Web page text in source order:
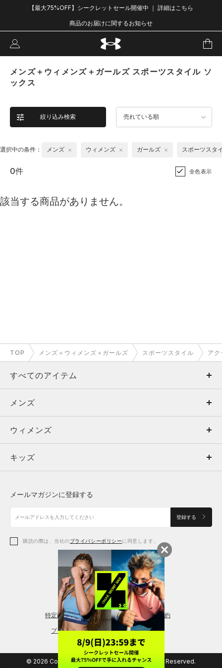
【最大75%OFF】シークレットセール開催中 ｜ 詳細はこちら
商品のお届けに関するお知らせ
メンズ＋ウィメンズ＋ガールズ スポーツスタイル ソ
ックス
絞り込み検索 売れている順
選択中の条件： メンズ ウィメンズ ガールズ スポーツスタ
0件 全色表示
該当する商品がありません。
TOP メンズ＋ウィメンズ＋ガールズ スポーツスタイル ア
すべてのアイテム
メンズ
ウィメンズ
キッズ
アクセサリー
メンズ
トップス
ボトムス
アクセサリー
ウィメンズ
トップス
シューズ
アクセサリー
レギンス＆タイツ
キッズ
シューズ
メールマガジンに登録する
登録する
購読の際は、当社のプライバシーポリシーに同意します。
特定商取引法に基づく通販の表記 会員規約
プライバシーポリシー
© 2026 Copyright DOME Corporation. All Rights Reserved.